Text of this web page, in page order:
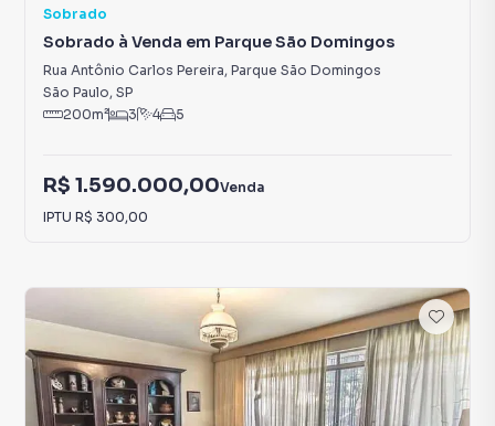
Sobrado
Sobrado à Venda em Parque São Domingos
Rua Antônio Carlos Pereira, Parque São Domingos
São Paulo, SP
200m² 3 4 5
R$ 1.590.000,00Venda
IPTU R$ 300,00